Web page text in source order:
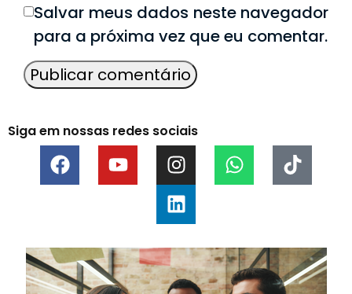
Salvar meus dados neste navegador
para a próxima vez que eu comentar.
Siga em nossas redes sociais